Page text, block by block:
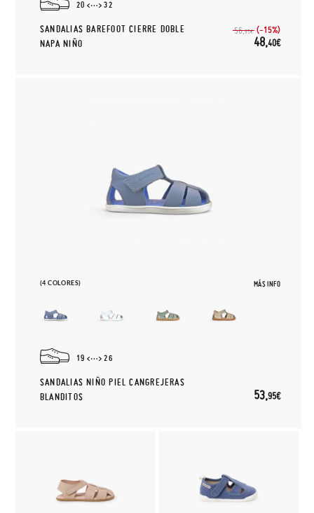
20 32
SANDALIAS BAREFOOT CIERRE DOBLE
NAPA NIÑO
56,95€ (-15%)
48,40€
(4 COLORES) MÁS INFO
19 26
SANDALIAS NIÑO PIEL CANGREJERAS
BLANDITOS
53,95€